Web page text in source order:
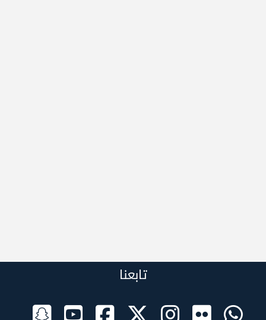
تابعنا